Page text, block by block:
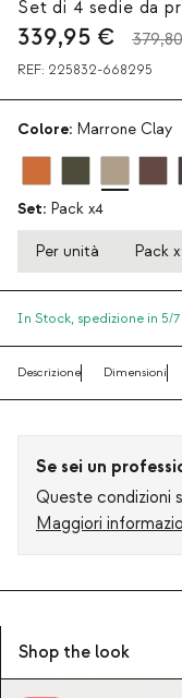
Set di 4 sedie da
339,95 €
REF: 225832-668295
Colore: Marrone Clay
Set: Pack x4
Per unità Pack
In Stock, spedizione in 5/
Descrizione Dimensioni
Se sei un
Queste condizioni
Maggiori
Shop the look